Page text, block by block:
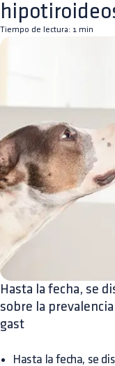
Tiempo de lectura: 1 min
Hasta la fecha, se
sobre la
gast
Hasta la fecha, se